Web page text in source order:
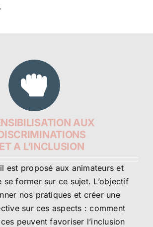
AUX
ET A L’INCLUSION
est proposé aux animateurs et
se former sur ce sujet. L’objectif
nos pratiques et créer une
sur ces aspects : comment
peuvent favoriser l’inclusion